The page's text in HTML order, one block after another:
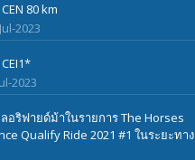
80 km
2023
2023
อริฟายด์ม้าในรายการ The Horses
Qualify Ride 2021 #1 ในระยะทาง